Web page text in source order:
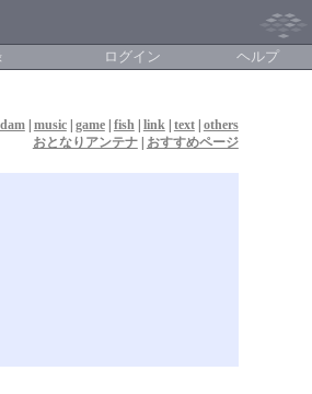
ログイン ヘルプ
| music| game| fish| link| text| others
おとなりアンテナ| おすすめページ